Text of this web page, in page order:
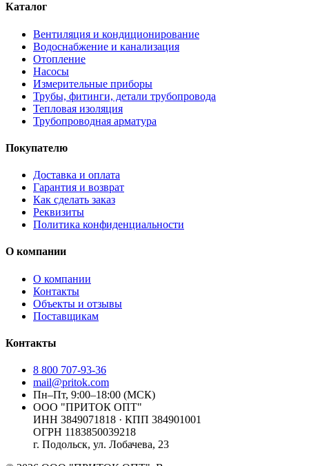
Каталог
Вентиляция и кондиционирование
Водоснабжение и канализация
Отопление
Насосы
Измерительные приборы
Трубы, фитинги, детали трубопровода
Тепловая изоляция
Трубопроводная арматура
Покупателю
Доставка и оплата
Гарантия и возврат
Как сделать заказ
Реквизиты
Политика конфиденциальности
О компании
О компании
Контакты
Объекты и отзывы
Поставщикам
Контакты
8 800 707-93-36
mail@pritok.com
Пн–Пт, 9:00–18:00 (МСК)
ООО "ПРИТОК ОПТ"
ИНН 3849071818 · КПП 384901001
ОГРН 1183850039218
г. Подольск, ул. Лобачева, 23